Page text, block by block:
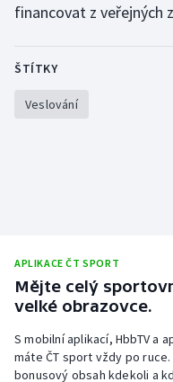
financovat z veřejných
ŠTÍTKY
Veslování
APLIKACE ČT SPORT
Mějte celý
velké obrazovce.
S mobilní aplikací, HbbTV a
máte ČT sport vždy po
bonusový obsah kdekoli a